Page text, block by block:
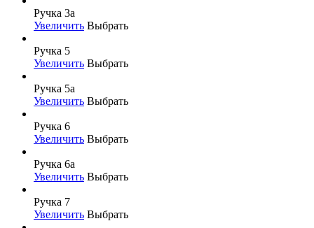
Ручка 3а
Увеличить Выбрать
Ручка 5
Увеличить Выбрать
Ручка 5а
Увеличить Выбрать
Ручка 6
Увеличить Выбрать
Ручка 6а
Увеличить Выбрать
Ручка 7
Увеличить Выбрать